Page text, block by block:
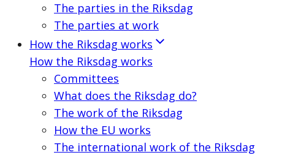
The parties in the Riksdag
The parties at work
How the Riksdag works
How the Riksdag works
Committees
What does the Riksdag do?
The work of the Riksdag
How the EU works
The international work of the Riksdag